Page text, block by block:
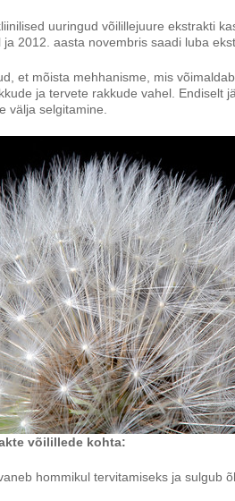
uuringud võilillejuure ekstrakti
2012. aasta novembris saadi luba
et mõista mehhanisme, mis
ja tervete rakkude vahel. Endiselt
välja selgitamine.
võilillede kohta:
hommikul tervitamiseks ja sulgub